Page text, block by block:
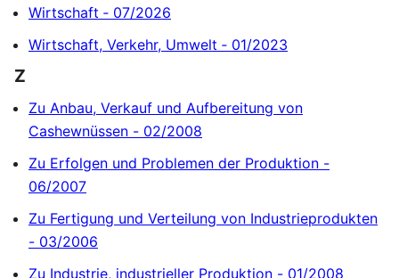
Wirtschaft ‐ 07/2026
Wirtschaft, Verkehr, Umwelt ‐ 01/2023
Z
Zu Anbau, Verkauf und Aufbereitung von
Cashewnüssen - 02/2008
Zu Erfolgen und Problemen der Produktion -
06/2007
Zu Fertigung und Verteilung von Industrieprodukten
- 03/2006
Zu Industrie, industrieller Produktion - 01/2008